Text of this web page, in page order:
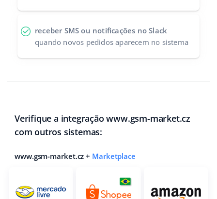
receber SMS ou notificações no Slack
quando novos pedidos aparecem no sistema
Verifique a integração www.gsm-market.cz
com outros sistemas:
www.gsm-market.cz + Marketplace